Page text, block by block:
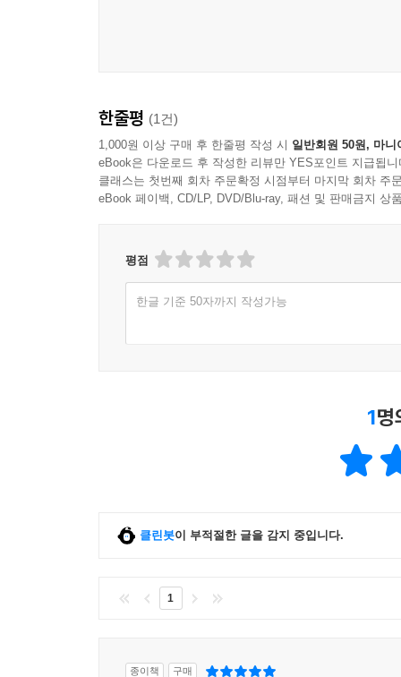
2012년을 시작합니다.
설교에 은혜를 받았나요?
하나님은 성도의 은혜를 시험하십니다. --- p. 182
배에서 물을 지나 주님께로 가야겠습니다.
믿음이 작은 사람아 왜 의심하느냐
베드로와 예수님이 배 안에 오르자
한줄평 (1건)
1,000원 이상 구매 후 한줄평 작성 시 일반회원 50원, 마니
eBook은 다운로드 후 작성한 리뷰만 YES포인트 지급됩니
클래스는 첫번째 회차 주문확정 시점부터 마지막 회차 주
eBook 페이백, CD/LP, DVD/Blu-ray, 패션 및 판매금지 상
평점
한글 기준 50자까지 작성가능
1명
클린봇이 부적절한 글을 감지 중입니다.
1
종이책 구매